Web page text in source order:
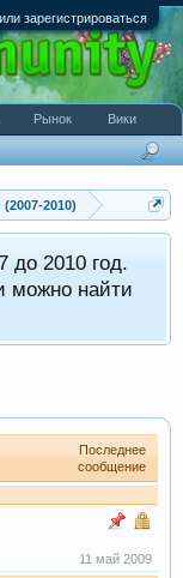
зарегистрироваться
2010)
до 2010 год.
можно найти
Последнее
сообщение
11 май 2009
Рынок Вики